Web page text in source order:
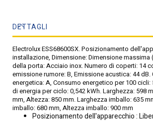
DETTAGLI
Electrolux ESS68600SX. Posizionamento
installazione, Dimensione: Dimensione massima
della porta: Acciaio inox. Numero di coperti: 14
emissione rumore: B, Emissione acustica: 44
energetica: A, Consumo energetico per 100 cicli:
di energia per ciclo: 0,542 kWh. Larghezza: 598
mm, Altezza: 850 mm. Larghezza imballo: 635
imballo: 680 mm, Altezza imballo: 900 mm
Posizionamento dell'apparecchio :